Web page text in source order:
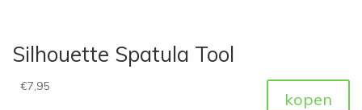
Silhouette Spatula Tool
€7,95
kopen